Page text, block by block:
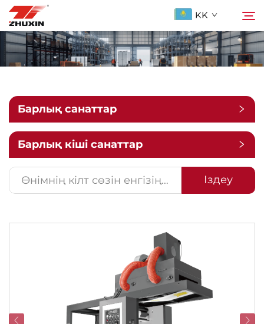
KK
Қолданбалар
Компания
Жаңалықтар
Барлық санаттар
Барлық кіші санаттар
Іздеу